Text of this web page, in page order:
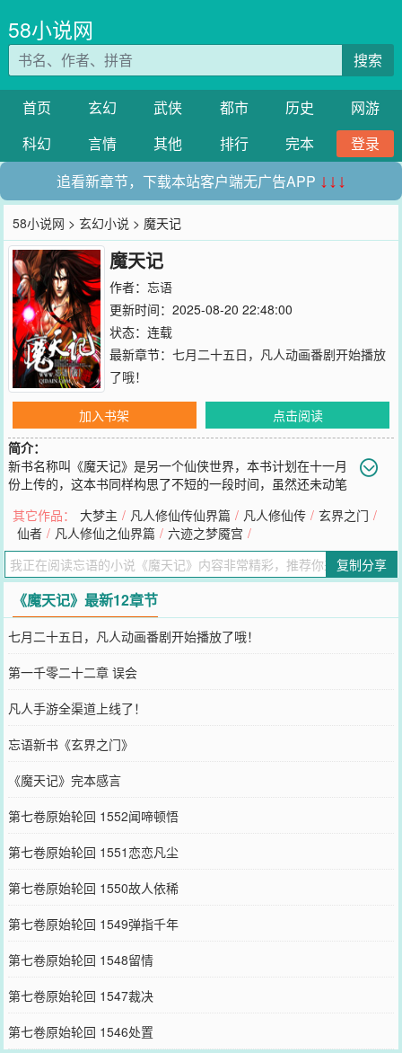
58小说网
搜索
首页 玄幻 武侠 都市 历史
网游
科幻
言情 其他 排行 完本
登录
追看新章节，下载本站客户端无广告APP ↓↓↓
58小说网 >玄幻小说 > 魔天记
魔天记
作者： 忘语
更新时间：2025-08-20 22:48:00
状态：连载
最新章节： 七月二十五日，凡人动画番剧开始播放
了哦！
加入书架
点击阅读
简介：
新书名称叫《魔天记》是另一个仙侠世界，本书计划在十一月
份上传的，这本书同样构思了不短的一段时间，虽然还未动笔
喜欢。我也会在一个多月的休息时间内，多码出一些存稿来，好让大
家到时一次看个够,忘语下一次和大家相约，应该是在《魔天记》一书
中了。
您要是觉得《魔天记》还不错的话请不要忘记向您QQ群和微博微信里
的朋友推荐哦！
其它作品： 大梦主 / 凡人修仙传仙界篇 / 凡人修仙传 / 玄界之门 /
仙者 / 凡人修仙之仙界篇 / 六迹之梦魇宫 /
复制分享
《魔天记》最新12章节
七月二十五日，凡人动画番剧开始播放了哦！
第一千零二十二章 误会
凡人手游全渠道上线了！
忘语新书《玄界之门》
《魔天记》完本感言
第七卷原始轮回 1552闻啼顿悟
第七卷原始轮回 1551恋恋凡尘
第七卷原始轮回 1550故人依稀
第七卷原始轮回 1549弹指千年
第七卷原始轮回 1548留情
第七卷原始轮回 1547裁决
第七卷原始轮回 1546处置